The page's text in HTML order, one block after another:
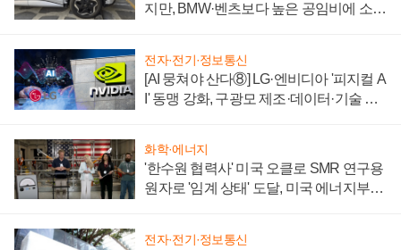
지만, BMW·벤츠보다 높은 공임비에 소비
전자·전기·정보통신
[AI 뭉쳐야 산다⑧] LG·엔비디아 '피지컬 A
I' 동맹 강화, 구광모 제조·데이터·기술 결
화학·에너지
'한수원 협력사' 미국 오클로 SMR 연구용
원자로 '임계 상태' 도달, 미국 에너지부
전자·전기·정보통신